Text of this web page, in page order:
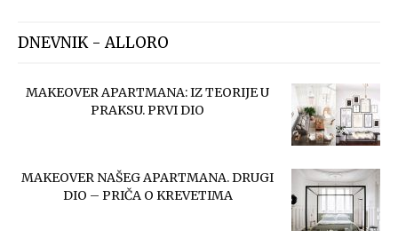
DNEVNIK - ALLORO
MAKEOVER APARTMANA: IZ TEORIJE U
PRAKSU. PRVI DIO
MAKEOVER NAŠEG APARTMANA. DRUGI
DIO – PRIČA O KREVETIMA